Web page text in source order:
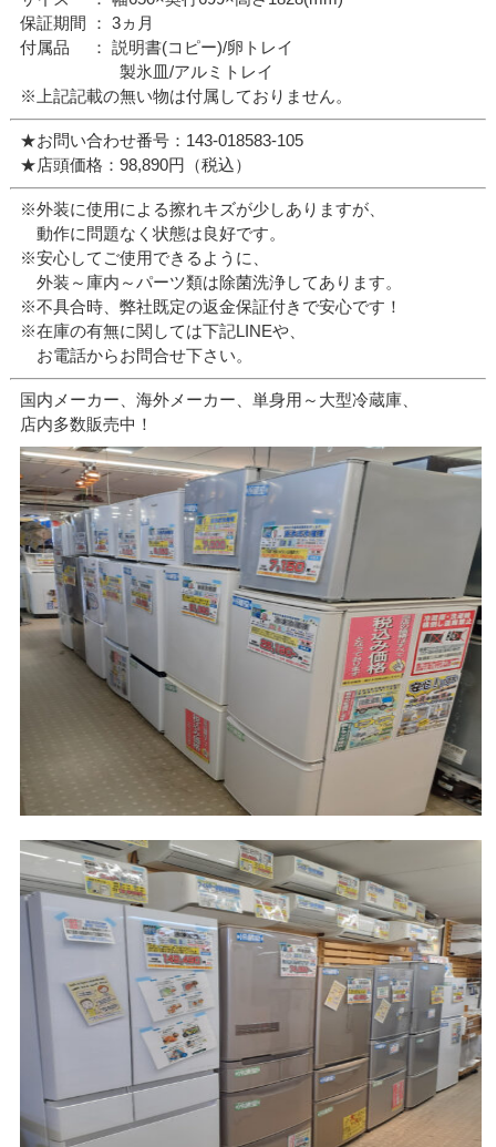
保証期間 ： 3ヵ月
付属品 ： 説明書(コピー)/卵トレイ
製氷皿/アルミトレイ
※上記記載の無い物は付属しておりません。
★お問い合わせ番号：143-018583-105
★店頭価格：98,890円（税込）
※外装に使用による擦れキズが少しありますが、
動作に問題なく状態は良好です。
※安心してご使用できるように、
外装～庫内～パーツ類は除菌洗浄してあります。
※不具合時、弊社既定の返金保証付きで安心です！
※在庫の有無に関しては下記LINEや、
お電話からお問合せ下さい。
国内メーカー、海外メーカー、単身用～大型冷蔵庫、
店内多数販売中！